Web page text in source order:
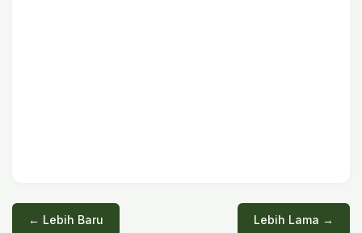
← Lebih Baru Lebih Lama →